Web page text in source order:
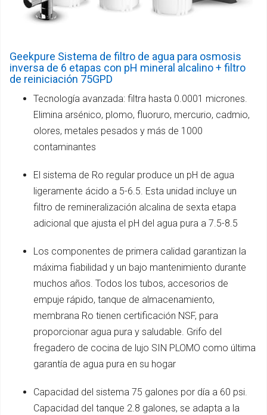
Geekpure Sistema de filtro de agua para osmosis
inversa de 6 etapas con pH mineral alcalino + filtro
de reiniciación 75GPD
Tecnología avanzada: filtra hasta 0.0001 micrones.
Elimina arsénico, plomo, fluoruro, mercurio, cadmio,
olores, metales pesados ​​y más de 1000
contaminantes
El sistema de Ro regular produce un pH de agua
ligeramente ácido a 5-6.5. Esta unidad incluye un
filtro de remineralización alcalina de sexta etapa
adicional que ajusta el pH del agua pura a 7.5-8.5
Los componentes de primera calidad garantizan la
máxima fiabilidad y un bajo mantenimiento durante
muchos años. Todos los tubos, accesorios de
empuje rápido, tanque de almacenamiento,
membrana Ro tienen certificación NSF, para
proporcionar agua pura y saludable. Grifo del
fregadero de cocina de lujo SIN PLOMO como última
garantía de agua pura en su hogar
Capacidad del sistema 75 galones por día a 60 psi.
Capacidad del tanque 2.8 galones, se adapta a la